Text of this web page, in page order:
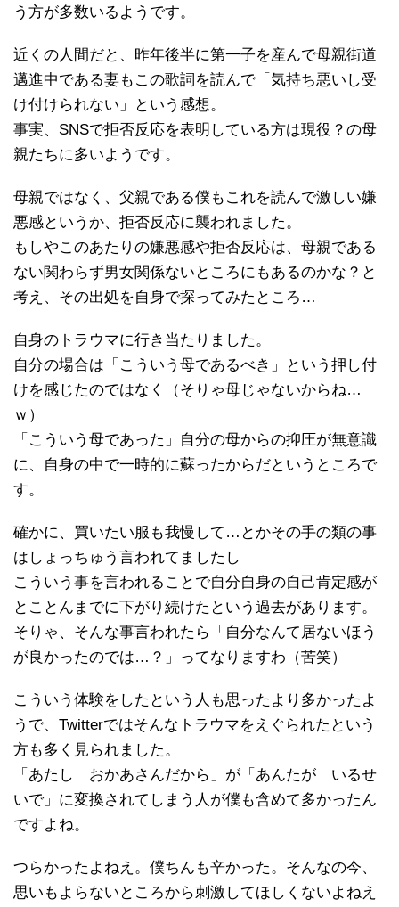
う方が多数いるようです。
近くの人間だと、昨年後半に第一子を産んで母親街道
邁進中である妻もこの歌詞を読んで「気持ち悪いし受
け付けられない」という感想。
事実、SNSで拒否反応を表明している方は現役？の母
親たちに多いようです。
母親ではなく、父親である僕もこれを読んで激しい嫌
悪感というか、拒否反応に襲われました。
もしやこのあたりの嫌悪感や拒否反応は、母親である
ない関わらず男女関係ないところにもあるのかな？と
考え、その出処を自身で探ってみたところ…
自身のトラウマに行き当たりました。
自分の場合は「こういう母であるべき」という押し付
けを感じたのではなく（そりゃ母じゃないからね…
ｗ）
「こういう母であった」自分の母からの抑圧が無意識
に、自身の中で一時的に蘇ったからだというところで
す。
確かに、買いたい服も我慢して…とかその手の類の事
はしょっちゅう言われてましたし
こういう事を言われることで自分自身の自己肯定感が
とことんまでに下がり続けたという過去があります。
そりゃ、そんな事言われたら「自分なんて居ないほう
が良かったのでは…？」ってなりますわ（苦笑）
こういう体験をしたという人も思ったより多かったよ
うで、Twitterではそんなトラウマをえぐられたという
方も多く見られました。
「あたし おかあさんだから」が「あんたが いるせ
いで」に変換されてしまう人が僕も含めて多かったん
ですよね。
つらかったよねえ。僕ちんも辛かった。そんなの今、
思いもよらないところから刺激してほしくないよねえ